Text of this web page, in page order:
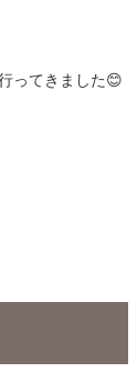
ってきました😊